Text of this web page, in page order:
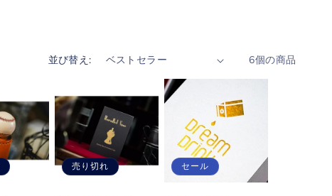
並び替え: 6個の商品
売り切れ セール